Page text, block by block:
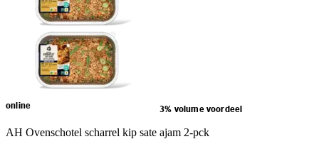
online 3% volume voordeel
AH Ovenschotel scharrel kip sate ajam 2-pck